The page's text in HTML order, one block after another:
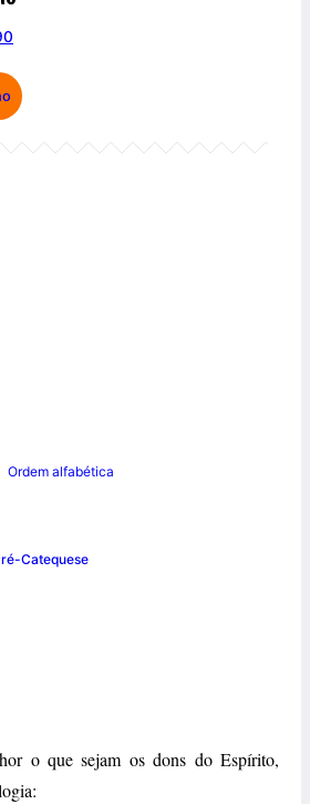
Ordem alfabética
Catequese
o que sejam os dons do Espírito,